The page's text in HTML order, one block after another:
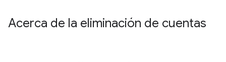
Acerca de la eliminación de cuentas